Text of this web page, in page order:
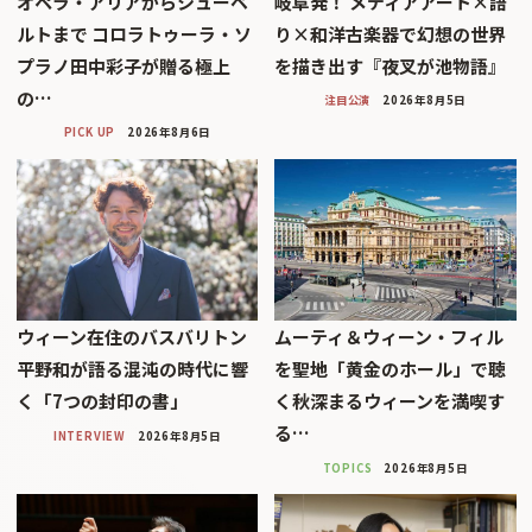
ルトまで コロラトゥーラ・ソ
プラノ田中彩子が贈る極上
の…
PICK UP 2026年8月6日
り×和洋古楽器で幻想の世界
を描き出す『夜叉が池物語』
注目公演 2026年8月5日
ウィーン在住のバスバリトン
平野和が語る混沌の時代に響
く「7つの封印の書」
INTERVIEW 2026年8月5日
ムーティ＆ウィーン・フィル
を聖地「黄金のホール」で聴
く秋深まるウィーンを満喫す
る…
TOPICS 2026年8月5日